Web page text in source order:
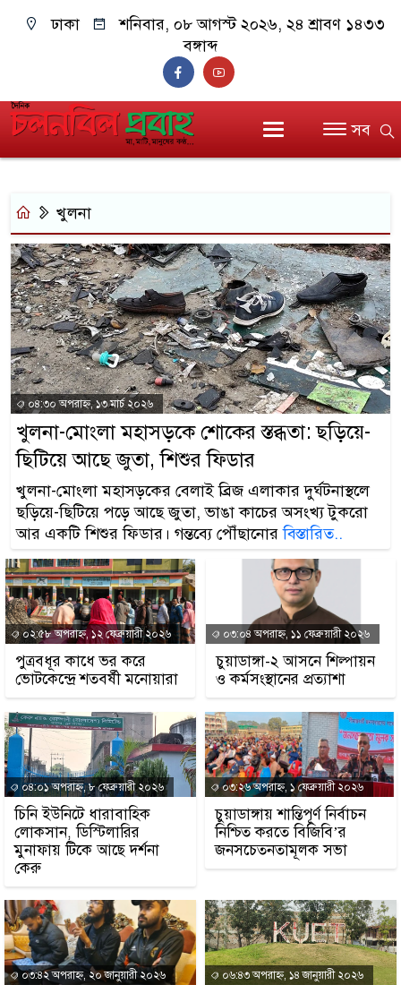
ঢাকা
শনিবার, ০৮ আগস্ট ২০২৬, ২৪ শ্রাবণ ১৪৩৩
বঙ্গাব্দ
সব
খুলনা
০৪:৩০ অপরাহ্ন, ১৩ মার্চ ২০২৬
খুলনা-মোংলা মহাসড়কে শোকের স্তব্ধতা: ছড়িয়ে-
ছিটিয়ে আছে জুতা, শিশুর ফিডার
খুলনা-মোংলা মহাসড়কের বেলাই ব্রিজ এলাকার দুর্ঘটনাস্থলে
ছড়িয়ে-ছিটিয়ে পড়ে আছে জুতা, ভাঙা কাচের অসংখ্য টুকরো
আর একটি শিশুর ফিডার। গন্তব্যে পৌঁছানোরবিস্তারিত..
০২:৫৮ অপরাহ্ন, ১২ ফেব্রুয়ারী ২০২৬
পুত্রবধূর কাধে ভর করে
ভোটকেন্দ্রে শতবর্ষী মনোয়ারা
০৩:০৪ অপরাহ্ন, ১১ ফেব্রুয়ারী ২০২৬
চুয়াডাঙ্গা-২ আসনে শিল্পায়ন
ও কর্মসংস্থানের প্রত্যাশা
০৪:০১ অপরাহ্ন, ৮ ফেব্রুয়ারী ২০২৬
চিনি ইউনিটে ধারাবাহিক
লোকসান, ডিস্টিলারির
মুনাফায় টিকে আছে দর্শনা
কেরু
০৩:২৬ অপরাহ্ন, ১ ফেব্রুয়ারী ২০২৬
চুয়াডাঙ্গায় শান্তিপূর্ণ নির্বাচন
নিশ্চিত করতে বিজিবি’র
জনসচেতনতামূলক সভা
০৩:৪২ অপরাহ্ন, ২০ জানুয়ারী ২০২৬ ০৬:৪৩ অপরাহ্ন, ১৪ জানুয়ারী ২০২৬